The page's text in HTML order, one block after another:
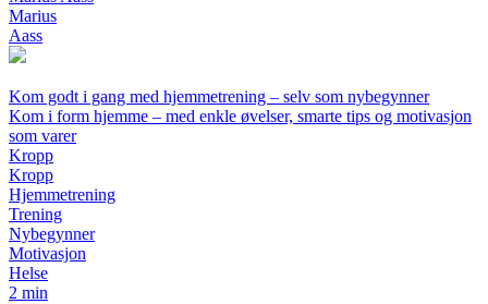
Marius
Aass
Kom godt i gang med hjemmetrening – selv som nybegynner
Kom i form hjemme – med enkle øvelser, smarte tips og motivasjon
som varer
Kropp
Kropp
Hjemmetrening
Trening
Nybegynner
Motivasjon
Helse
2 min